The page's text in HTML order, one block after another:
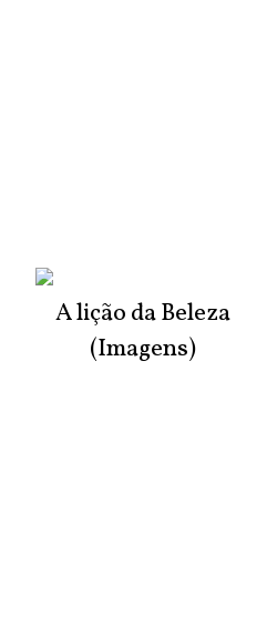
A lição da Beleza
(Imagens)